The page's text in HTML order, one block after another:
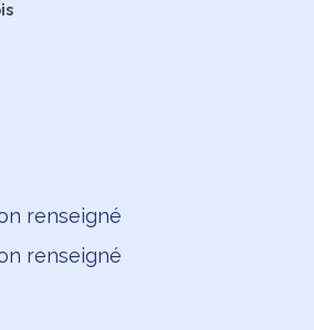
renseigné
renseigné